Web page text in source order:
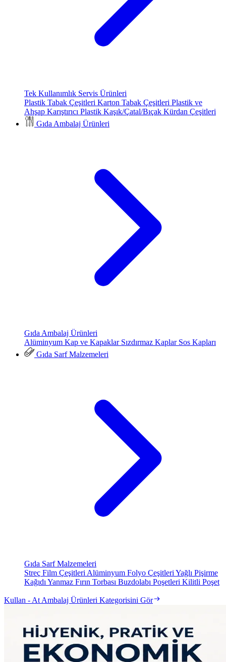
Tek Kullanımlık Servis Ürünleri
Plastik Tabak Çeşitleri Karton Tabak Çeşitleri Plastik ve
Ahşap Karıştırıcı Plastik Kaşık/Çatal/Bıçak Kürdan Çeşitleri
Gıda Ambalaj Ürünleri
Gıda Ambalaj Ürünleri
Alüminyum Kap ve Kapaklar Sızdırmaz Kaplar Sos Kapları
Gıda Sarf Malzemeleri
Gıda Sarf Malzemeleri
Streç Film Çeşitleri Alüminyum Folyo Çeşitleri Yağlı Pişirme
Kağıdı Yanmaz Fırın Torbası Buzdolabı Poşetleri Kilitli Poşet
Kullan - At Ambalaj Ürünleri Kategorisini Gör